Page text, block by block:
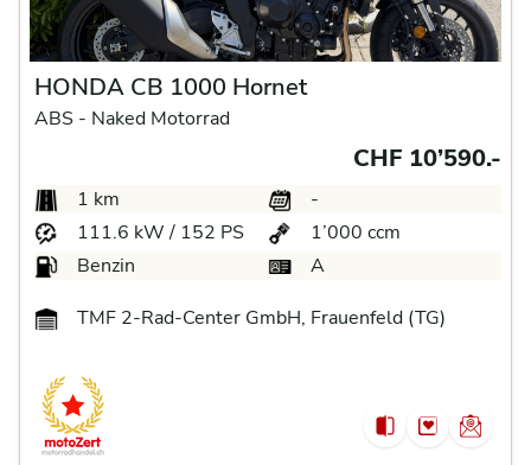
HONDA CB 1000 Hornet
ABS - Naked Motorrad
CHF 10’590.-
1 km
-
111.6 kW / 152 PS
1’000 ccm
Benzin
A
TMF 2-Rad-Center GmbH, Frauenfeld (TG)